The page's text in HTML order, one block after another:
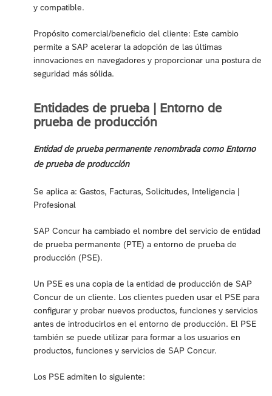
y compatible.
Propósito comercial/beneficio del cliente: Este cambio
permite a SAP acelerar la adopción de las últimas
innovaciones en navegadores y proporcionar una postura de
seguridad más sólida.
Entidades de prueba | Entorno de
prueba de producción
Entidad de prueba permanente renombrada como Entorno
de prueba de producción
Se aplica a: Gastos, Facturas, Solicitudes, Inteligencia |
Profesional
SAP Concur ha cambiado el nombre del servicio de entidad
de prueba permanente (PTE) a entorno de prueba de
producción (PSE).
Un PSE es una copia de la entidad de producción de SAP
Concur de un cliente. Los clientes pueden usar el PSE para
configurar y probar nuevos productos, funciones y servicios
antes de introducirlos en el entorno de producción. El PSE
también se puede utilizar para formar a los usuarios en
productos, funciones y servicios de SAP Concur.
Los PSE admiten lo siguiente: